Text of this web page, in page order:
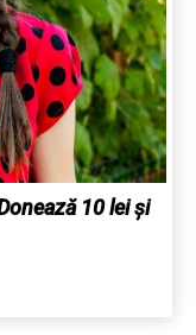
10 lei și